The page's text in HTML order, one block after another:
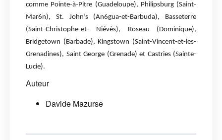
comme Pointe-à-Pitre (Guadeloupe), Philipsburg (Saint-
Mar6n), St. John’s (An6gua-et-Barbuda), Basseterre
(Saint-Christophe-et- Niévès), Roseau (Dominique),
Bridgetown (Barbade), Kingstown (Saint-Vincent-et-les-
Grenadines), Saint George (Grenade) et Castries (Sainte-
Lucie).
Auteur
Davide Mazurse